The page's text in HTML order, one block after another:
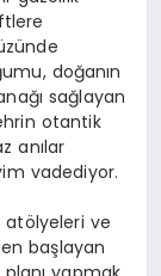
doğanın
sağlayan
otantik
anılar
vadediyor.
atölyeleri ve
başlayan